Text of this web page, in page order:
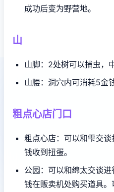
成功后变为野营地。
山
山脚：2处树可以捕虫，
山腰：洞穴内可消耗5金
粗点心店门口
粗点心店：可以和雫交
钱收到扭蛋。
公园：可以和绵太交谈
钱在贩卖机处购买道具